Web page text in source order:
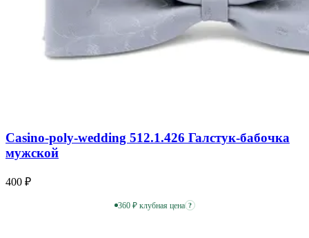
Casino-poly-wedding 512.1.426 Галстук-бабочка
мужской
400 ₽
360 ₽ клубная цена ?